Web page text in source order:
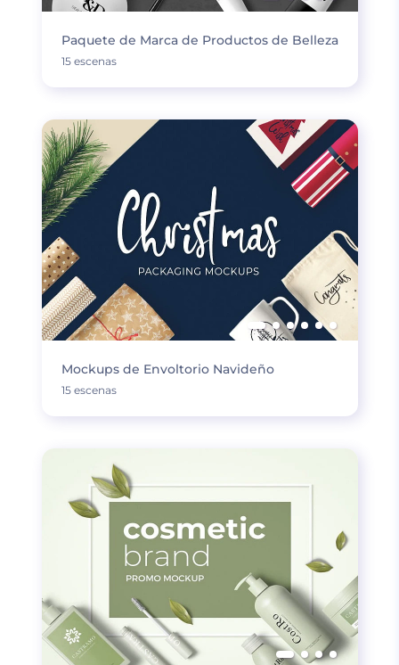
Paquete de Marca de Productos de Belleza
15 escenas
Mockups de Envoltorio Navideño
15 escenas